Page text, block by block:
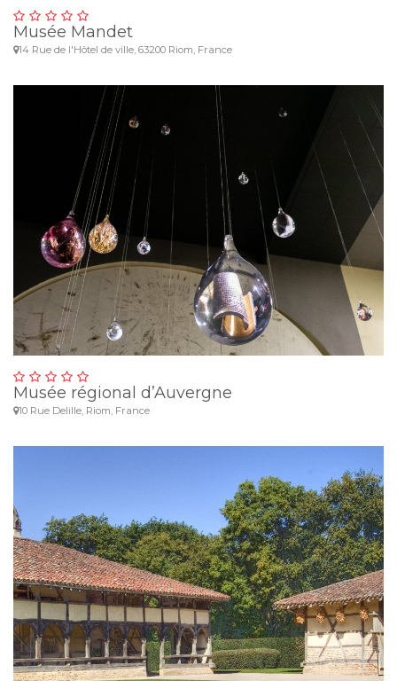
Musée Mandet
14 Rue de l'Hôtel de ville, 63200 Riom, France
Musée régional d’Auvergne
10 Rue Delille, Riom, France